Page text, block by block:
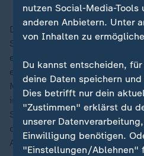
Der meteorologische
Schauer und einzelne
es in der Vorhersage des
erreichen demnach 20 bis 26
Marke von 25 Grad regional
immer so der magische Wert,
Sommertag", sagte
dürfen sich laut Vorhersage
Abschnitte mit Sonnenschein
nutzen Social-Media-Tools
anderen Anbietern. Unter
von Inhalten zu
Du kannst entscheiden,
deine Daten speichern
Dies betrifft nur dein
"Zustimmen" erklärst du
unserer
Einwilligung benötigen.
"Einstellungen/Ablehnen"